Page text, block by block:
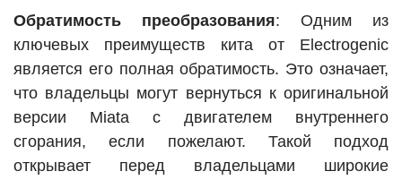
Обратимость преобразования: Одним из
ключевых преимуществ кита от Electrogenic
является его полная обратимость. Это означает,
что владельцы могут вернуться к оригинальной
версии Miata с двигателем внутреннего
сгорания, если пожелают. Такой подход
открывает перед владельцами широкие